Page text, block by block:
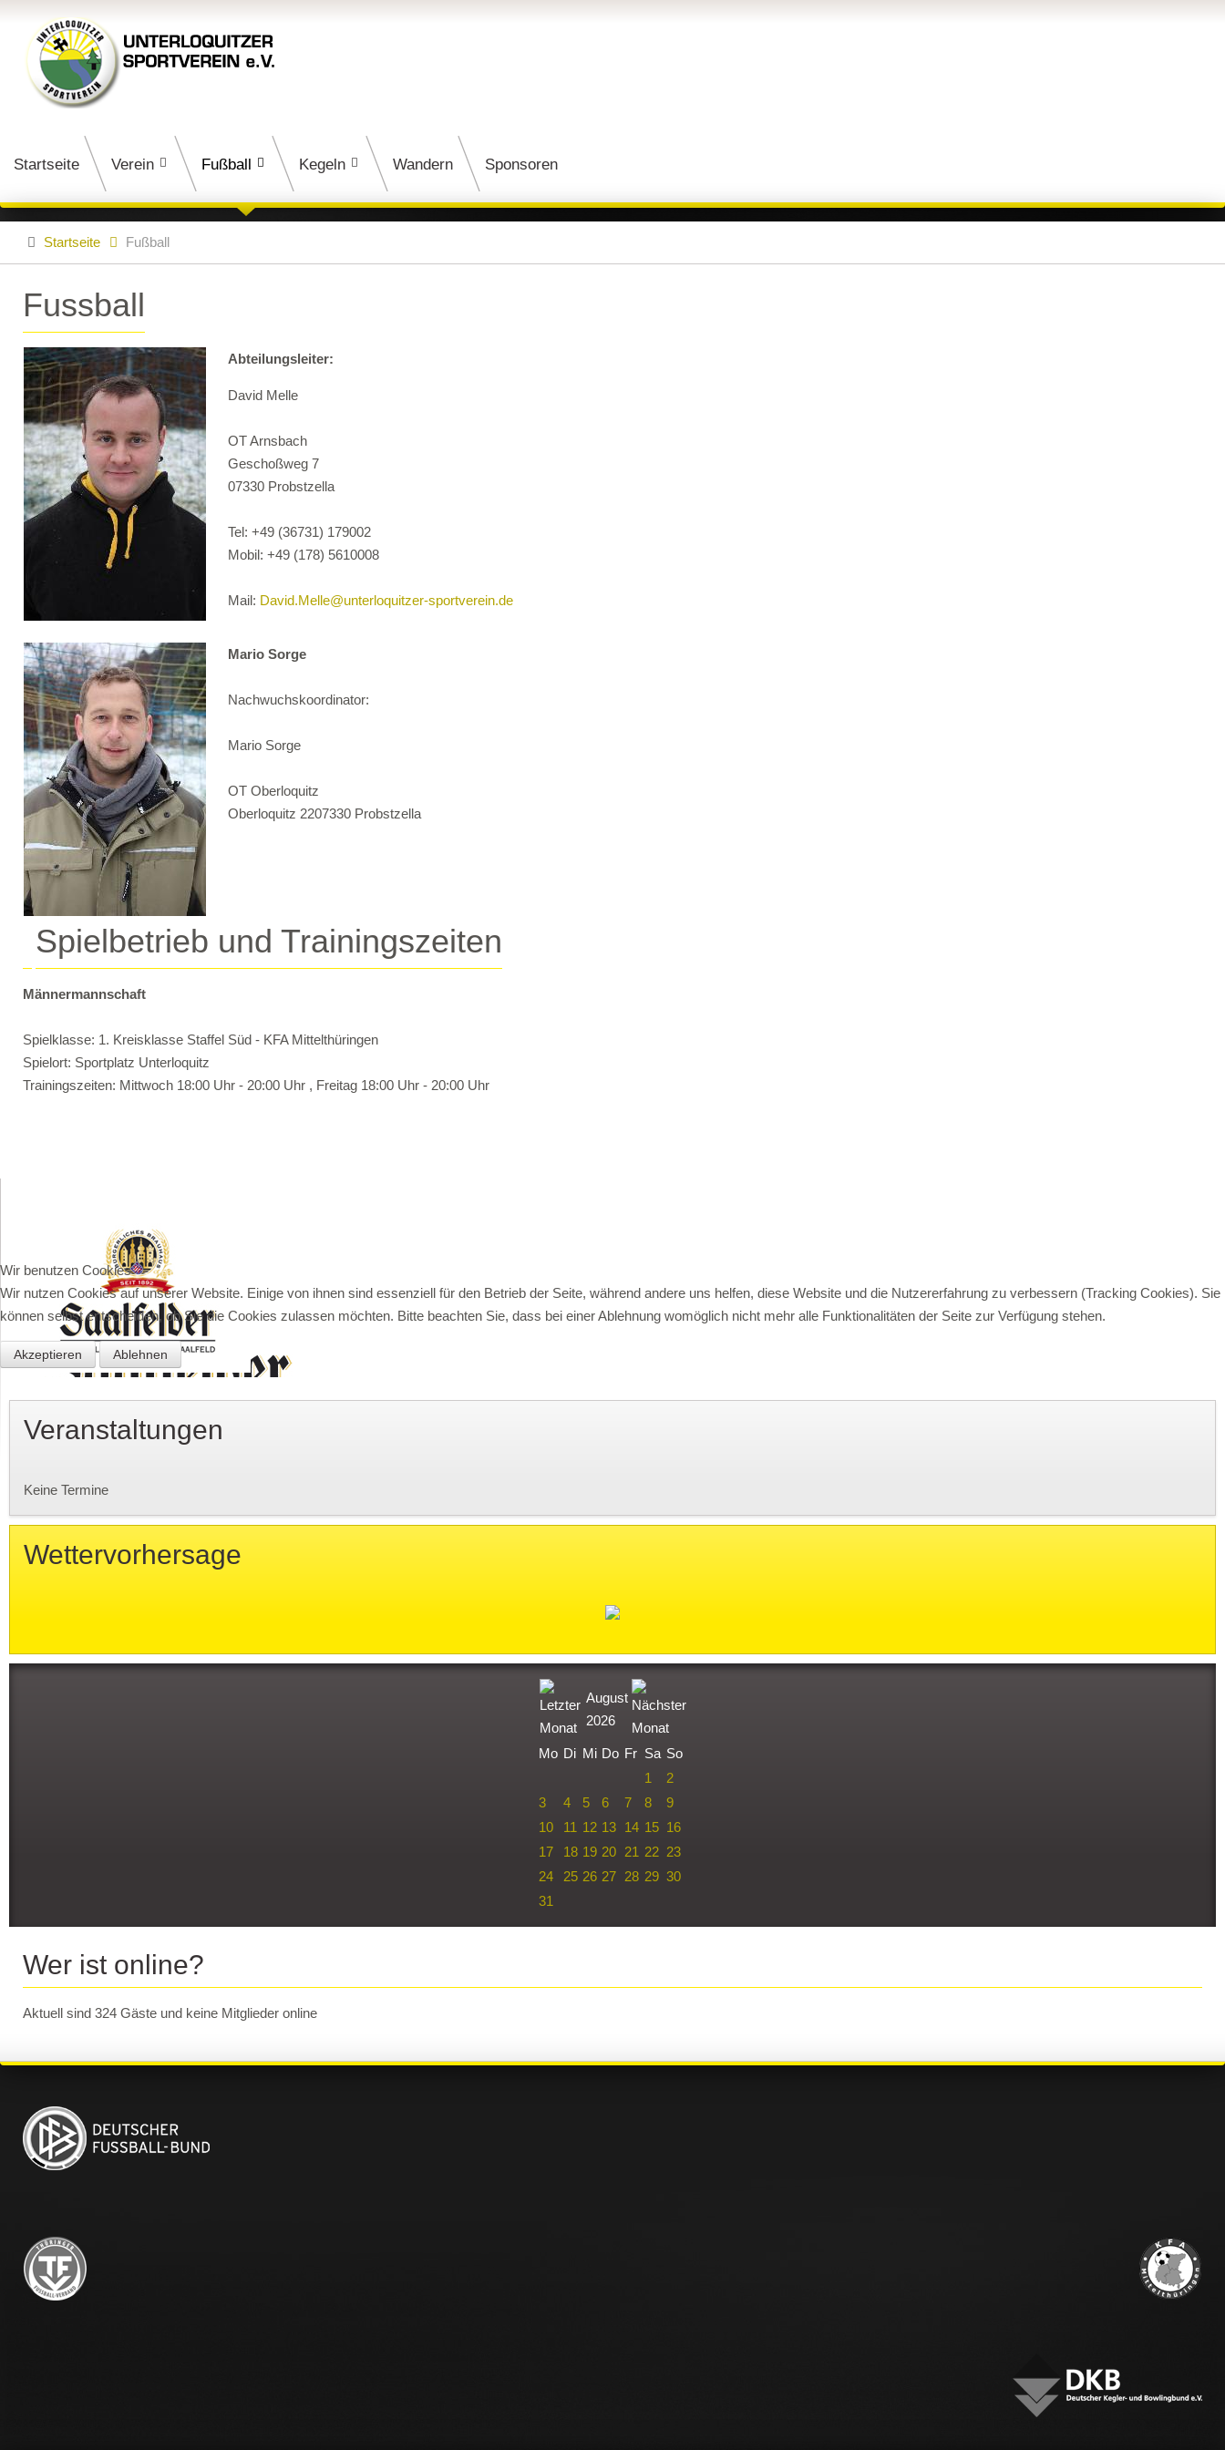
Startseite Verein Fußball Kegeln Wandern Sponsoren
Startseite Fußball
Fussball
Abteilungsleiter:
David Melle
OT Arnsbach
Geschoßweg 7
07330 Probstzella
Tel: +49 (36731) 179002
Mobil: +49 (178) 5610008
Mail: David.Melle@unterloquitzer-sportverein.de
Mario Sorge
Nachwuchskoordinator:
Mario Sorge
OT Oberloquitz
Oberloquitz 2207330 Probstzella
Spielbetrieb und Trainingszeiten
Männermannschaft
Spielklasse: 1. Kreisklasse Staffel Süd - KFA Mittelthüringen
Spielort: Sportplatz Unterloquitz
Trainingszeiten: Mittwoch 18:00 Uhr - 20:00 Uhr , Freitag 18:00 Uhr - 20:00 Uhr
Veranstaltungen
Keine Termine
Wettervorhersage
August
2026
Mo Di Mi Do Fr Sa So
1
2
3
4 5 6 7 8
9
10
11 12 13 14 15 16
17
18 19 20 21 22 23
24
25 26 27 28 29 30
31
Wer ist online?
Aktuell sind 324 Gäste und keine Mitglieder online
Wir benutzen Cookies
Wir nutzen Cookies auf unserer Website. Einige von ihnen sind essenziell für den Betrieb der Seite, während andere uns helfen, diese Website und die Nutzererfahrung zu verbessern (Tracking Cookies). Sie
können selbst entscheiden, ob Sie die Cookies zulassen möchten. Bitte beachten Sie, dass bei einer Ablehnung womöglich nicht mehr alle Funktionalitäten der Seite zur Verfügung stehen.
Akzeptieren Ablehnen